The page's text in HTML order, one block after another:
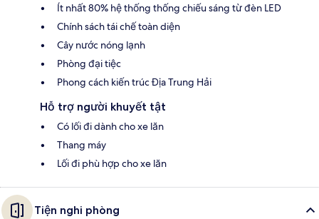
Ít nhất 80% hệ thống thống chiếu sáng từ đèn LED
Chính sách tái chế toàn diện
Cây nước nóng lạnh
Phòng đại tiệc
Phong cách kiến trúc Địa Trung Hải
Hỗ trợ người khuyết tật
Có lối đi dành cho xe lăn
Thang máy
Lối đi phù hợp cho xe lăn
Tiện nghi phòng